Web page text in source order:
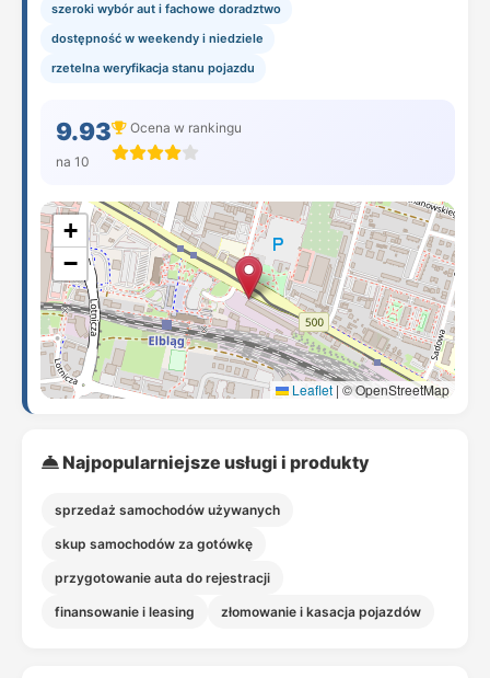
szeroki wybór aut i fachowe doradztwo
dostępność w weekendy i niedziele
rzetelna weryfikacja stanu pojazdu
9.93
na 10
Ocena w rankingu
+
−
Leaflet |© OpenStreetMap
Najpopularniejsze usługi i produkty
sprzedaż samochodów używanych
skup samochodów za gotówkę
przygotowanie auta do rejestracji
finansowanie i leasing złomowanie i kasacja pojazdów